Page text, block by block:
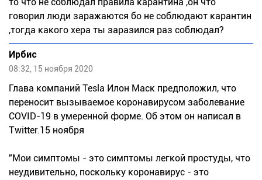
то что не соблюдал правила карантина ,он что
говорил люди заражаются бо не соблюдают карантин
,тогда какого хера ты заразился раз соблюдал?
Ирбис
08:32, 15 ноября 2020
Глава компаний Tesla Илон Маск предположил, что
переносит вызываемое коронавирусом заболевание
COVID-19 в умеренной форме. Об этом он написал в
Twitter.15 ноября
"Мои симптомы - это симптомы легкой простуды, что
неудивительно, поскольку коронавирус - это